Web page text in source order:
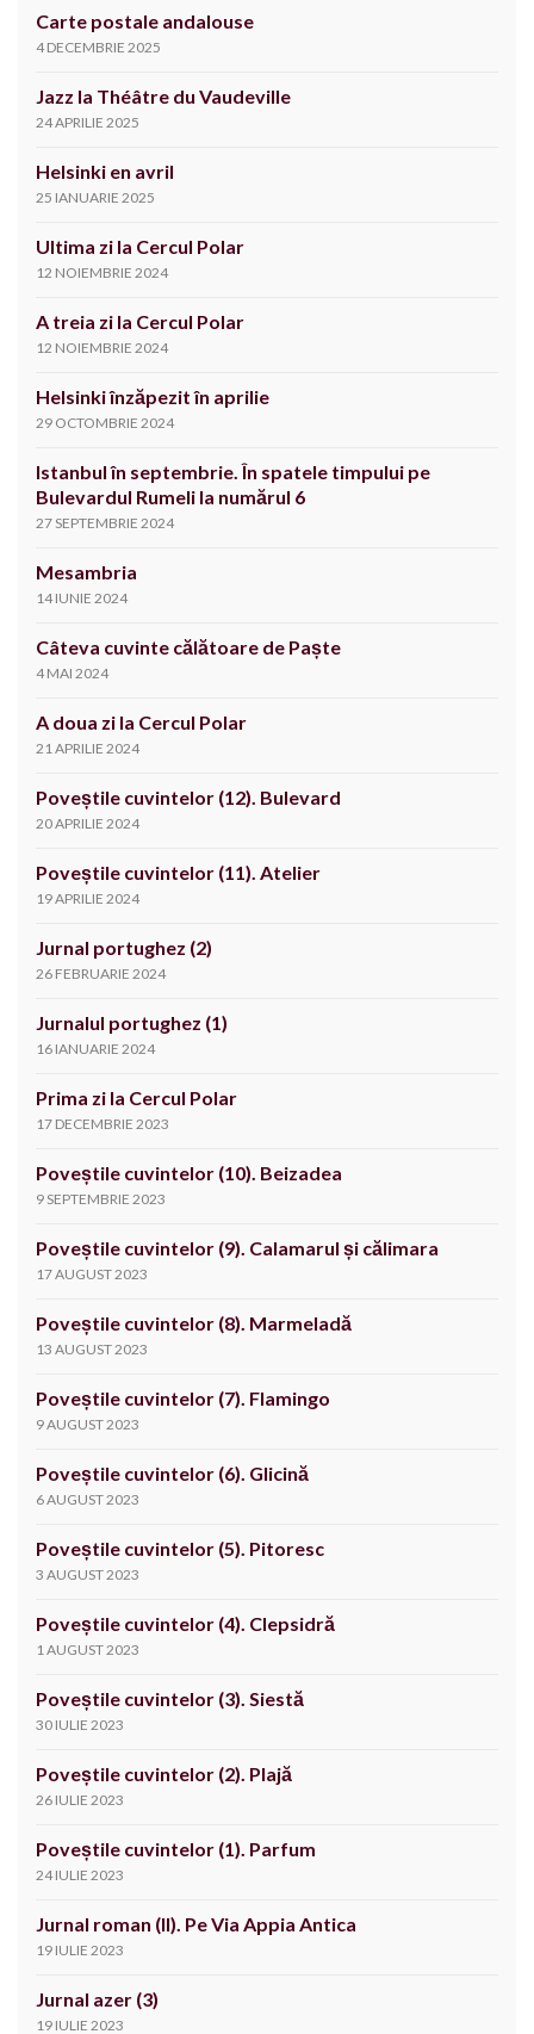
Carte postale andalouse
4 DECEMBRIE 2025
Jazz la Théâtre du Vaudeville
24 APRILIE 2025
Helsinki en avril
25 IANUARIE 2025
Ultima zi la Cercul Polar
12 NOIEMBRIE 2024
A treia zi la Cercul Polar
12 NOIEMBRIE 2024
Helsinki înzăpezit în aprilie
29 OCTOMBRIE 2024
Istanbul în septembrie. În spatele timpului pe
Bulevardul Rumeli la numărul 6
27 SEPTEMBRIE 2024
Mesambria
14 IUNIE 2024
Câteva cuvinte călătoare de Paște
4 MAI 2024
A doua zi la Cercul Polar
21 APRILIE 2024
Poveștile cuvintelor (12). Bulevard
20 APRILIE 2024
Poveștile cuvintelor (11). Atelier
19 APRILIE 2024
Jurnal portughez (2)
26 FEBRUARIE 2024
Jurnalul portughez (1)
16 IANUARIE 2024
Prima zi la Cercul Polar
17 DECEMBRIE 2023
Poveștile cuvintelor (10). Beizadea
9 SEPTEMBRIE 2023
Poveștile cuvintelor (9). Calamarul și călimara
17 AUGUST 2023
Poveștile cuvintelor (8). Marmeladă
13 AUGUST 2023
Poveștile cuvintelor (7). Flamingo
9 AUGUST 2023
Poveștile cuvintelor (6). Glicină
6 AUGUST 2023
Poveștile cuvintelor (5). Pitoresc
3 AUGUST 2023
Poveștile cuvintelor (4). Clepsidră
1 AUGUST 2023
Poveștile cuvintelor (3). Siestă
30 IULIE 2023
Poveștile cuvintelor (2). Plajă
26 IULIE 2023
Poveștile cuvintelor (1). Parfum
24 IULIE 2023
Jurnal roman (II). Pe Via Appia Antica
19 IULIE 2023
Jurnal azer (3)
19 IULIE 2023